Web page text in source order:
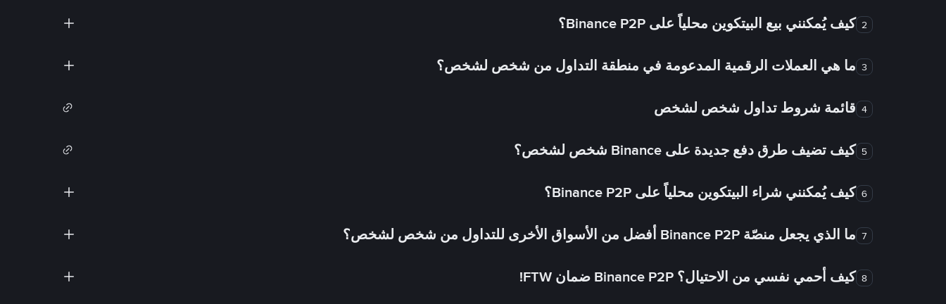
2 كيف يُمكنني بيع البيتكوين محلياً على Binance P2P؟
3 ما هي العملات الرقمية المدعومة في منطقة التداول من شخص لشخص؟
4 قائمة شروط تداول شخص لشخص
5 كيف تضيف طرق دفع جديدة على Binance شخص لشخص؟
6 كيف يُمكنني شراء البيتكوين محلياً على Binance P2P؟
7 ما الذي يجعل منصّة Binance P2P أفضل من الأسواق الأخرى للتداول من شخص لشخص؟
8 كيف أحمي نفسي من الاحتيال؟ Binance P2P ضمان FTW!